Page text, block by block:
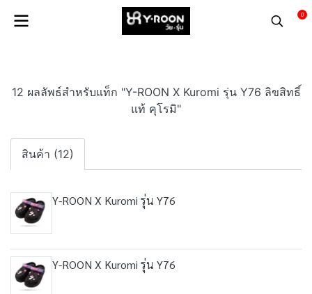
0
12 ผลลัพธ์สำหรับแท็ก "Y-ROON X Kuromi รุ่น Y76 ลิขสิทธิ์
แท้ คุโรมิ"
สินค้า (12)
Y-ROON X Kuromi รุ่น Y76
Y-ROON X Kuromi รุ่น Y76